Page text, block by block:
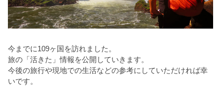
今までに109ヶ国を訪れました。
旅の「活きた」情報を公開していきます。
今後の旅行や現地での生活などの参考にしていただければ幸
いです。